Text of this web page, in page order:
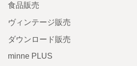
食品販売
ヴィンテージ販売
ダウンロード販売
minne PLUS